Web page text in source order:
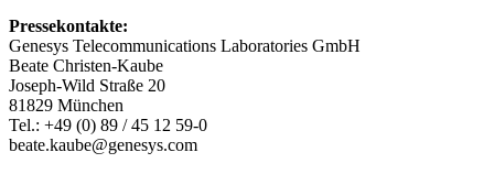
Pressekontakte:
Genesys Telecommunications Laboratories GmbH
Beate Christen-Kaube
Joseph-Wild Straße 20
81829 München
Tel.: +49 (0) 89 / 45 12 59-0
beate.kaube@genesys.com